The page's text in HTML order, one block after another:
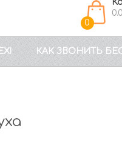
0
КАК ЗВОНИТЬ